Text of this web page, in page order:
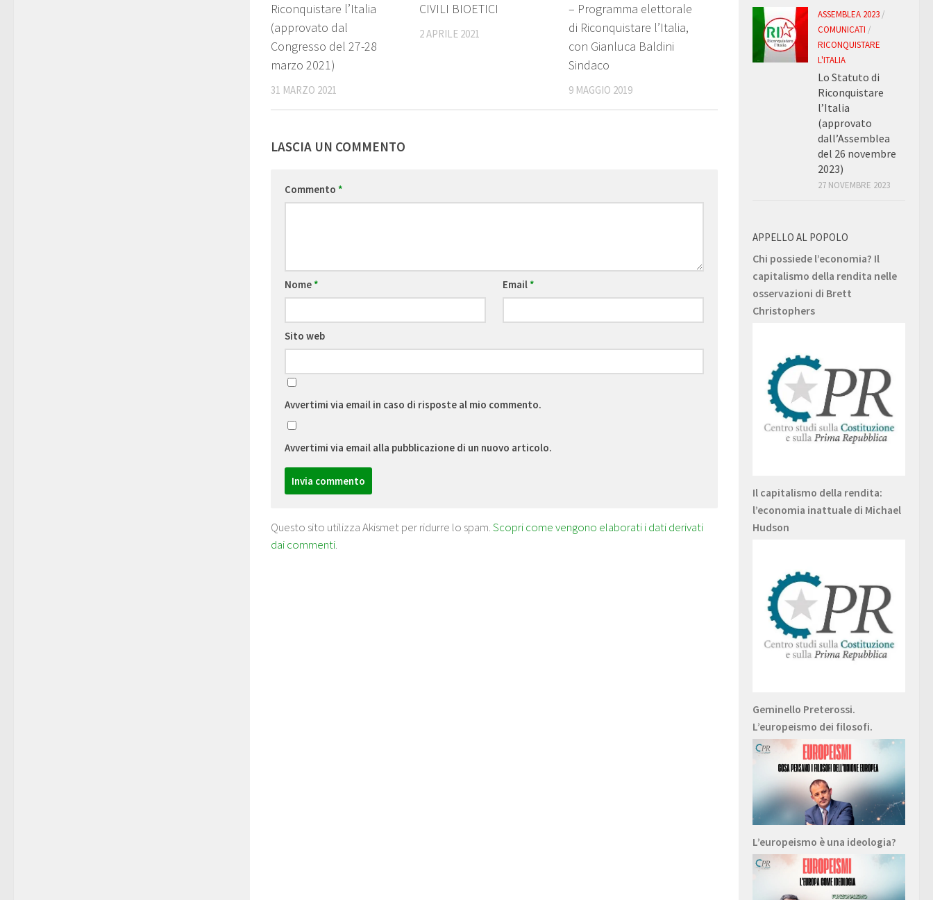
Riconquistare l’Italia
(approvato dal
Congresso del 27-28
marzo 2021)
31 MARZO 2021
CIVILI BIOETICI
2 APRILE 2021
– Programma elettorale
di Riconquistare l’Italia,
con Gianluca Baldini
Sindaco
9 MAGGIO 2019
LASCIA UN COMMENTO
Commento *
Nome* Email*
Sito web
Avvertimi via email in caso di risposte al mio commento.
Avvertimi via email alla pubblicazione di un nuovo articolo.
Questo sito utilizza Akismet per ridurre lo spam.Scopri come vengono elaborati i dati derivati
dai commenti.
ASSEMBLEA 2023 /
COMUNICATI /
RICONQUISTARE
L'ITALIA
Lo Statuto di
Riconquistare
l’Italia
(approvato
dall’Assemblea
del 26 novembre
2023)
27 NOVEMBRE 2023
APPELLO AL POPOLO
Chi possiede l’economia? Il
capitalismo della rendita nelle
osservazioni di Brett
Christophers
Il capitalismo della rendita:
l’economia inattuale di Michael
Hudson
Geminello Preterossi.
L’europeismo dei filosofi.
L’europeismo è una ideologia?